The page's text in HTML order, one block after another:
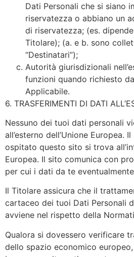
Dati Personali che si siano
riservatezza o abbiano un
di riservatezza; (es.
Titolare); (a. e b. sono
“Destinatari”);
Autorità giurisdizionali
funzioni quando richiesto
Applicabile.
6. TRASFERIMENTI DI DATI
Nessuno dei tuoi dati personali
all’esterno dell’Unione Europea.
ospitato questo sito si trova
Europea. Il sito comunica con
per cui i dati da te
Il Titolare assicura che il
cartaceo dei tuoi Dati Personali
avviene nel rispetto della
Qualora si dovessero verificare
dello spazio economico